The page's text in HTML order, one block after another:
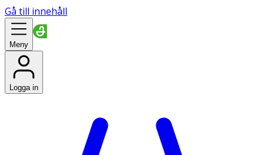
Gå till innehåll
Meny
Logga in